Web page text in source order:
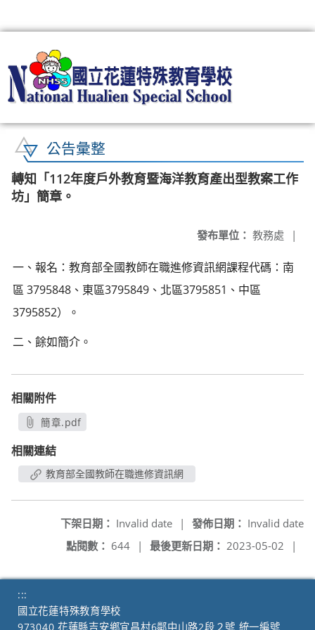
公告彙整
轉知「112年度戶外教育暨海洋教育產出型教案工作
坊」簡章。
發布單位： 教務處 |
一、報名：教育部全國教師在職進修資訊網課程代碼：南
區 3795848、東區3795849、北區3795851、中區
3795852）。
二、餘如簡介。
相關附件
簡章.pdf
相關連結
教育部全國教師在職進修資訊網
發佈日期： Invalid date
下架日期： Invalid date
|
最後更新日期： 2023-05-02 |
點閱數： 644 |
:::
國立花蓮特殊教育學校
973040 花蓮縣吉安鄉宜昌村6鄰中山路2段２號 統一編號